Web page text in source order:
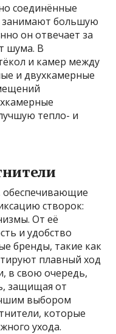
соединённые
занимают большую
он отвечает за
шума. В
и камер между
и двухкамерные
тепло- и
створок:
От её
и удобство
бренды, такие как
плавный ход
в свою очередь,
защищая от
выбором
которые
ухода.